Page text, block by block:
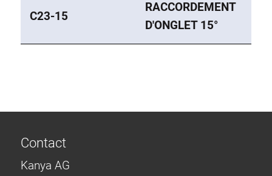
C23-15
RACCORDEMENT
D'ONGLET 15°
Contact
Kanya AG